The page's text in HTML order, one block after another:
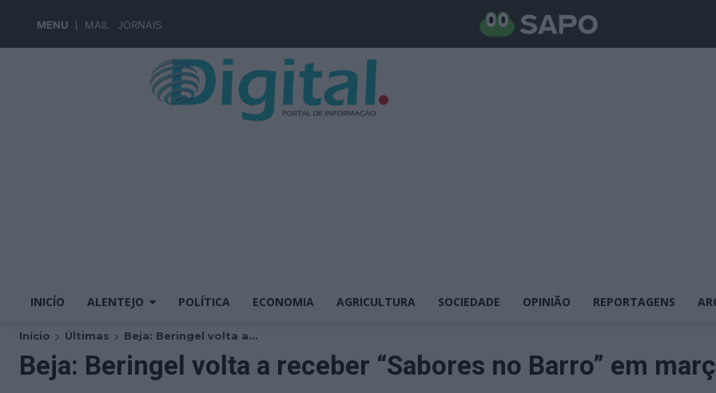
MENU MAIL JORNAIS
INICÍO ALENTEJO POLÍTICA ECONOMIA AGRICULTURA SOCIEDADE OPINIÃO REPORTAGENS
Início Últimas Beja: Beringel volta a...
Beja: Beringel volta a receber “Sabores no Barro” em